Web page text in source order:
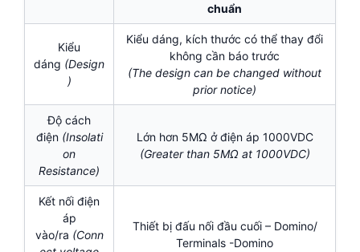
chuẩn
Kiểu
dáng (Design
)
Kiểu dáng, kích thước có thể thay đổi
không cần báo trước
(The design can be changed without
prior notice)
Độ cách
điện (Insolati
on
Resistance)
Lớn hơn 5MΩ ở điện áp 1000VDC
(Greater than 5MΩ at 1000VDC)
Kết nối điện
áp
vào/ra (Conn
Thiết bị đấu nối đầu cuối – Domino/
Terminals -Domino